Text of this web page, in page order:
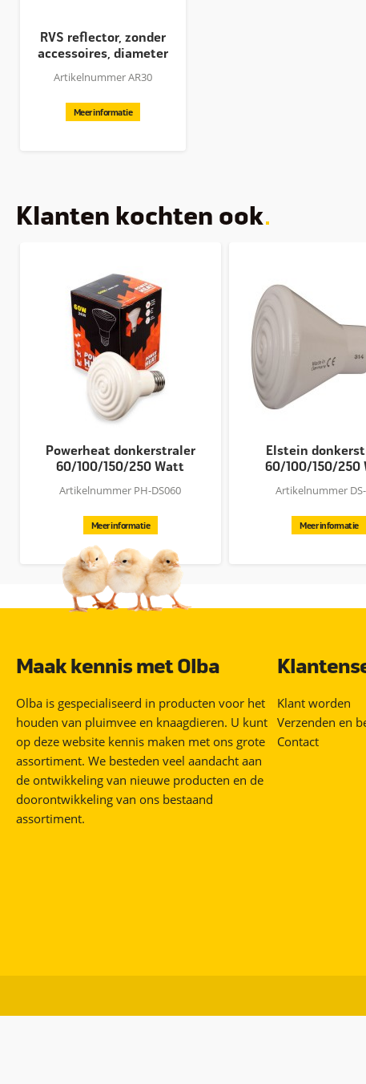
RVS reflector, zonder
accessoires, diameter
Artikelnummer AR30
Meer informatie
Klanten kochten ook
Powerheat donkerstraler
60/100/150/250 Watt
Artikelnummer PH-DS060
Meer informatie
Elstein
60/100/150/250
Artikelnummer
Meer informatie
Maak kennis met Olba
Olba is gespecialiseerd in producten voor het
houden van pluimvee en knaagdieren. U kunt
op deze website kennis maken met ons grote
assortiment. We besteden veel aandacht aan
de ontwikkeling van nieuwe producten en de
doorontwikkeling van ons bestaand
assortiment.
Klant worden
Verzenden en
Contact